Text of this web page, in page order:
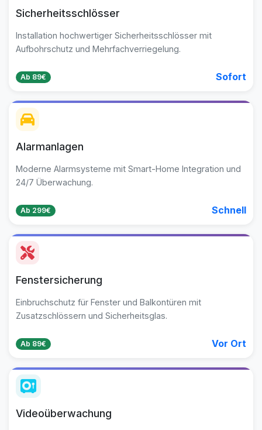
Sicherheitsschlösser
Installation hochwertiger Sicherheitsschlösser mit
Aufbohrschutz und Mehrfachverriegelung.
Ab 89€ Sofort
Alarmanlagen
Moderne Alarmsysteme mit Smart-Home Integration und
24/7 Überwachung.
Ab 299€ Schnell
Fenstersicherung
Einbruchschutz für Fenster und Balkontüren mit
Zusatzschlössern und Sicherheitsglas.
Ab 89€ Vor Ort
Videoüberwachung